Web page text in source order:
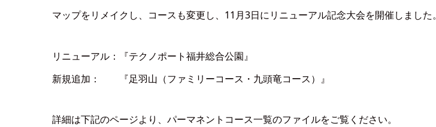
マップをリメイクし、コースも変更し、11月3日にリニューアル記念大会を開催しました。
リニューアル：『テクノポート福井総合公園』
新規追加： 『足羽山（ファミリーコース・九頭竜コース）』
詳細は下記のページより、パーマネントコース一覧のファイルをご覧ください。